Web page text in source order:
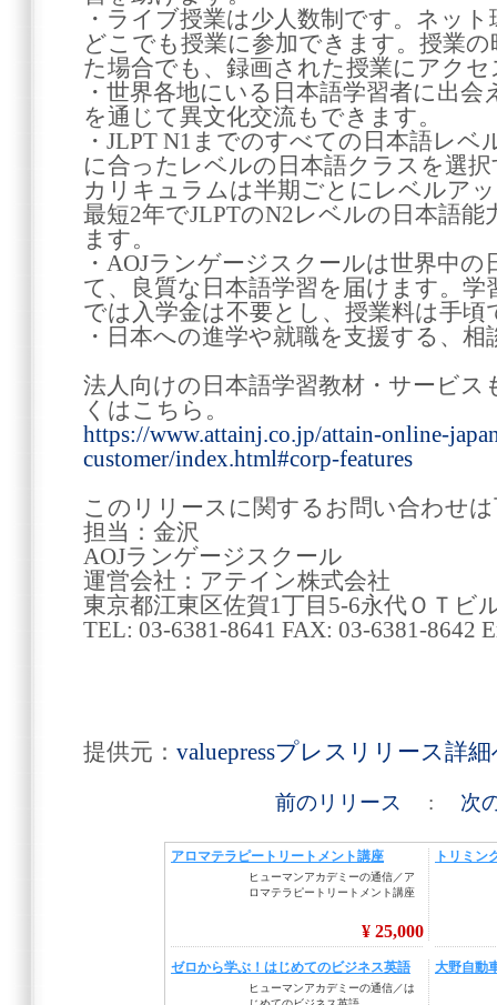
・ライブ授業は少人数制です。ネッ
どこでも授業に参加できます。授業
た場合でも、録画された授業にアク
・世界各地にいる日本語学習者に出
を通じて異文化交流もできます。
・JLPT N1までのすべての日本語レ
に合ったレベルの日本語クラスを選
カリキュラムは半期ごとにレベルア
最短2年でJLPTのN2レベルの日本語
ます。
・AOJランゲージスクールは世界中
て、良質な日本語学習を届けます。
では入学金は不要とし、授業料は手
・日本への進学や就職を支援する、
法人向けの日本語学習教材・サービ
くはこちら。
https://www.attainj.co.jp/attain-online-
customer/index.html#corp-features
このリリースに関するお問い合わせ
担当：金沢
AOJランゲージスクール
運営会社：アテイン株式会社
東京都江東区佐賀1丁目5-6永代ＯＴビ
TEL: 03-6381-8641 FAX: 03-6381-8642
提供元： valuepressプレスリリース詳
前のリリース : 次